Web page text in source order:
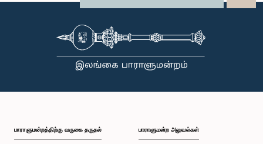
பாராளுமன்றத்திற்கு வருகை தருதல் பாராளுமன்ற அலுவல்கள்